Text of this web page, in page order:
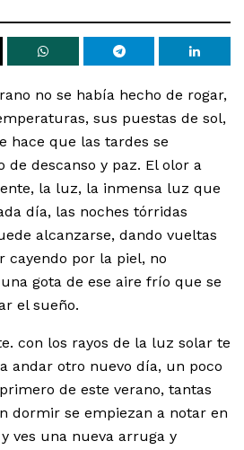
no se había hecho de rogar,
sus puestas de sol,
hace que las tardes se
descanso y paz. El olor a
la luz, la inmensa luz que
día, las noches tórridas
alcanzarse, dando vueltas
cayendo por la piel, no
gota de ese aire frío que se
el sueño.
con los rayos de la luz solar te
andar otro nuevo día, un poco
de este verano, tantas
dormir se empiezan a notar en
ves una nueva arruga y